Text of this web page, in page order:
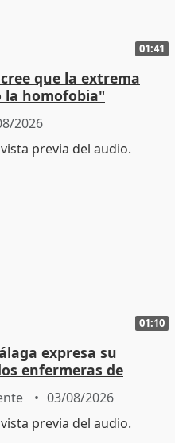
01:41
que la extrema
la homofobia"
2026
01:10
expresa su
enfermeras de
03/08/2026